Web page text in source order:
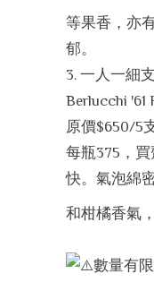
等果香，亦
郁。
3. 一人一細
Berlucchi '61
原價$650/5
每瓶375，
快。氣泡綿
和柑橘香氣
數量有